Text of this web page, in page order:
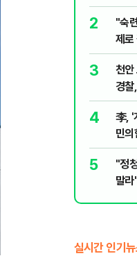
인의 실체는?
라"
묵" vs "금도 넘지
위원 후보, 제주서
있
7
‘탄
색출
8
송영
합'
9
호르
도
10
여
심정
실시간 인기